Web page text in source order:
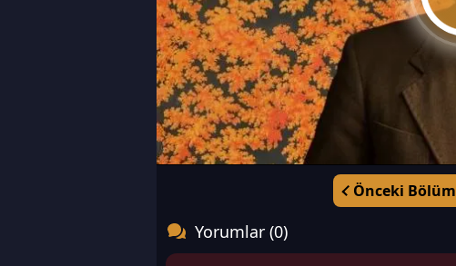
Önceki Bölüm
Yorumlar (0)